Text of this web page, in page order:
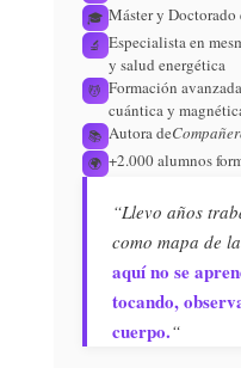
🎓 Máster y
🔬 Especialista en
y salud energética
💆 Formación
cuántica y
📚 Autora de
🌍 +2.000 alumnos
“Llevo años
como mapa de
aquí no se
tocando,
cuerpo.“